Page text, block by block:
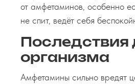
от амфетаминов, особенно
не спит, ведёт себя
Последствия
организма
Амфетамины сильно вредят